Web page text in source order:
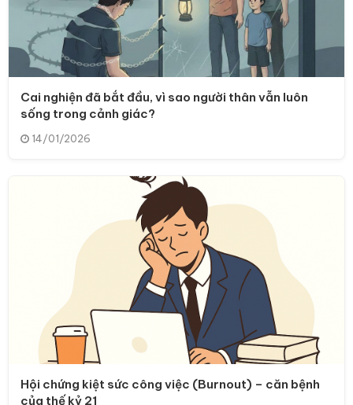
Cai nghiện đã bắt đầu, vì sao người thân vẫn luôn
sống trong cảnh giác?
14/01/2026
Hội chứng kiệt sức công việc (Burnout) – căn bệnh
của thế kỷ 21